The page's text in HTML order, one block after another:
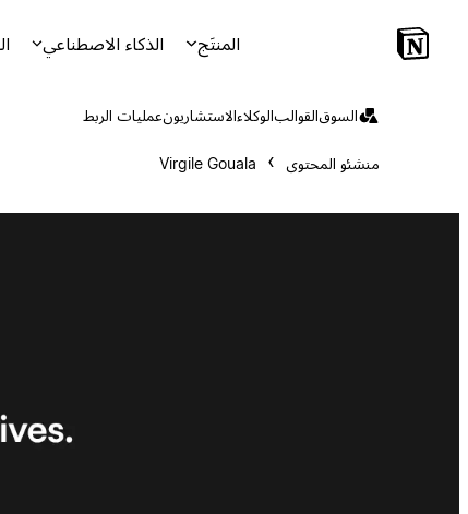
المنتَج الذكاء الاصطناعي
السوقالقوالبالوكلاءالاستشاريونعمليات الربط
منشئو المحتوى Virgile Gouala